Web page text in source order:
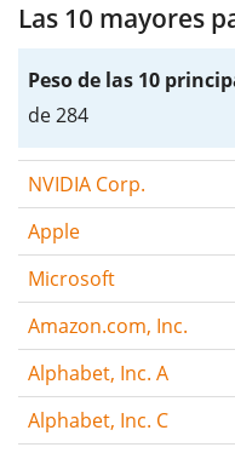
Las 10 mayores
Peso de las 10
de 284
NVIDIA Corp.
Apple
Microsoft
Amazon.com, Inc.
Alphabet, Inc. A
Alphabet, Inc. C